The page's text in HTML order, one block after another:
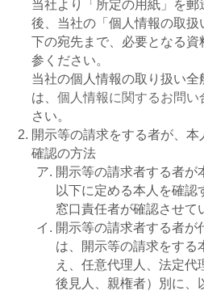
当社より「所定の用紙」を
後、当社の「個人情報の取
下の宛先まで、必要となる
参ください。
当社の個人情報の取り扱い
は、 個人情報に関するお問い
さい。
開示等の請求をする者が、
確認の方法
開示等の請求者する者が
以下に定める本人を確認
窓口責任者が確認させて
開示等の請求者する者が
は、開示等の請求をする
え、任意代理人、法定
後見人、親権者）別に、